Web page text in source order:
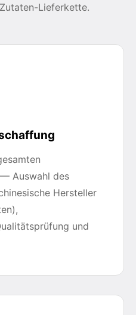
Lieferkette.
Auswahl des
Hersteller
und